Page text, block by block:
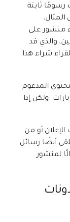
رسومًا ثابتة
منشور على
والذي قد
شراء هذا
المدعوم
ولكن إذا
أو من
أيضًا رسائل
لمنشور